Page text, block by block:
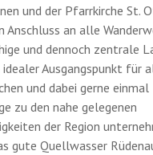
und der Pfarrkirche St.
Anschluss an alle
und dennoch zentrale
idealer Ausgangspunkt für
und dabei gerne einmal
zu den nahe gelegenen
der Region
gute Quellwasser